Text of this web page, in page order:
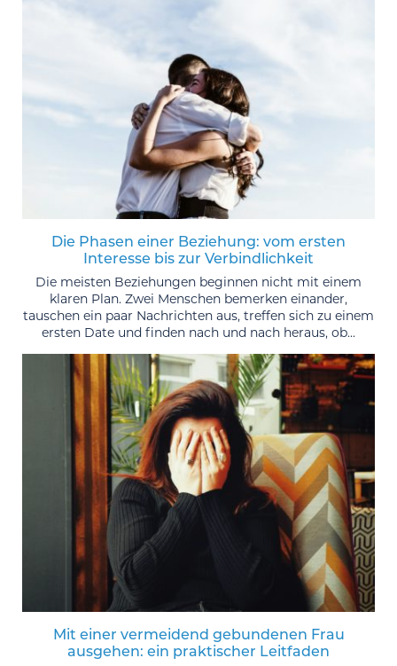
Die Phasen einer Beziehung: vom ersten
Interesse bis zur Verbindlichkeit
Die meisten Beziehungen beginnen nicht mit einem
klaren Plan. Zwei Menschen bemerken einander,
tauschen ein paar Nachrichten aus, treffen sich zu einem
ersten Date und finden nach und nach heraus, ob...
Mit einer vermeidend gebundenen Frau
ausgehen: ein praktischer Leitfaden